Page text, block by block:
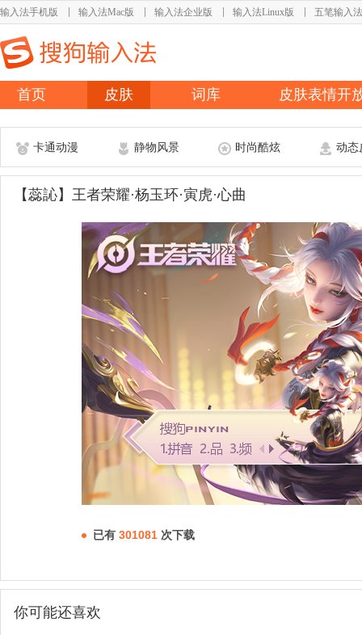
输入法手机版 输入法Mac版 输入法企业版 输入法Linux版 五笔输入法
首页 皮肤 词库 皮肤表情开
卡通动漫 静物风景 时尚酷炫 动态
【蕊訫】王者荣耀·杨玉环·寅虎·心曲
已有 301081 次下载
你可能还喜欢